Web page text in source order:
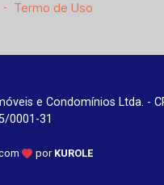
- Termo de Uso
e Condomínios Ltda. -
0001-31
por KUROLE